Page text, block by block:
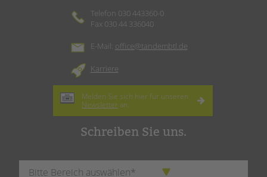
Telefon 030 443360-0
Fax 030 44 336040
E-Mail: office@tandembtl.de
Karriere
Melden Sie sich hier für unseren
Newsletter an.
Schreiben Sie uns.